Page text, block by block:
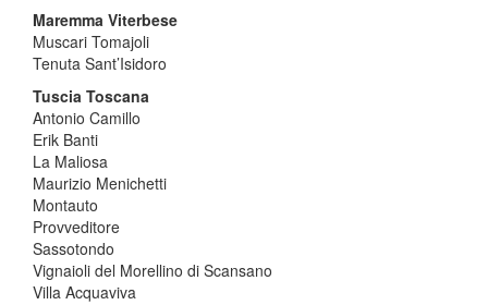
Maremma Viterbese
Muscari Tomajoli
Tenuta Sant’Isidoro
Tuscia Toscana
Antonio Camillo
Erik Banti
La Maliosa
Maurizio Menichetti
Montauto
Provveditore
Sassotondo
Vignaioli del Morellino di Scansano
Villa Acquaviva